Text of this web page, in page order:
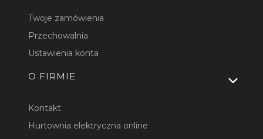
Twoje zamówienia
Przechowalnia
Ustawienia konta
O FIRMIE
Kontakt
Hurtownia elektryczna online